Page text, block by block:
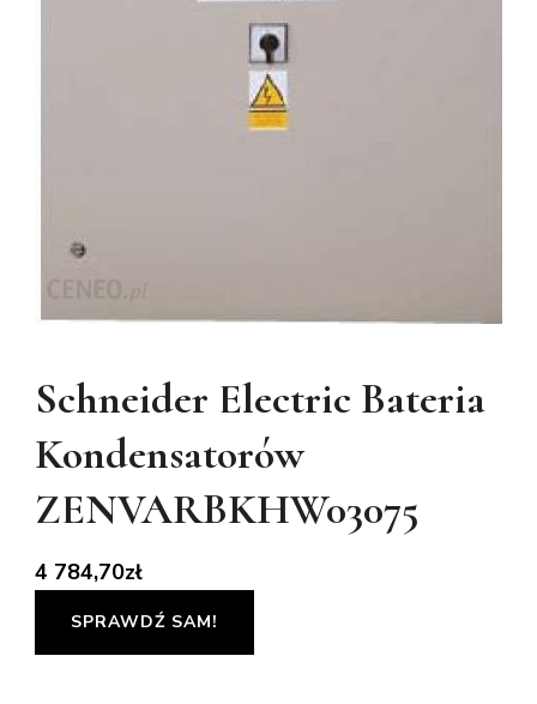
Schneider Electric Bateria
Kondensatorów
ZENVARBKHW03075
4 784,70zł
SPRAWDŹ SAM!